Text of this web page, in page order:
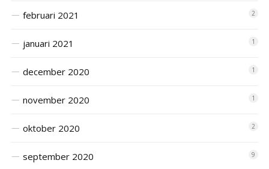
februari 2021 2
januari 2021 1
december 2020 1
november 2020 1
oktober 2020 2
september 2020 9